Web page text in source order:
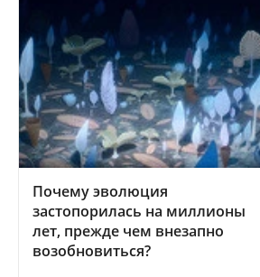
Почему эволюция
застопорилась на миллионы
лет, прежде чем внезапно
возобновиться?